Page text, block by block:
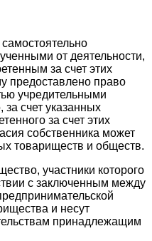
от деятельности,
за счет этих
предоставлено право
учредительными
счет указанных
за счет этих
собственника может
товариществ и обществ.
участники которого
с заключенным между
и несут
принадлежащим